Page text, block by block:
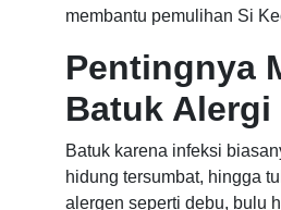
membantu pemulihan Si
Pentingnya
Batuk Alergi
Batuk karena infeksi
hidung tersumbat, hingga
alergen seperti debu, bulu